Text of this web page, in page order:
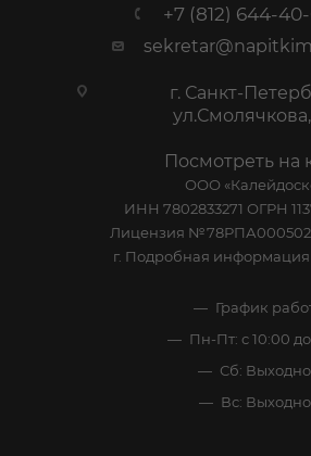
+7 (812) 644-
г. Санкт-
ул.Смолячкова,
Посмотреть на
ООО
ИНН 7802833271 ОГРН
Лицензия №78РПА0005028
г. Подробная информация
График
Пн-Пт: с 10:00
Сб:
Вс: